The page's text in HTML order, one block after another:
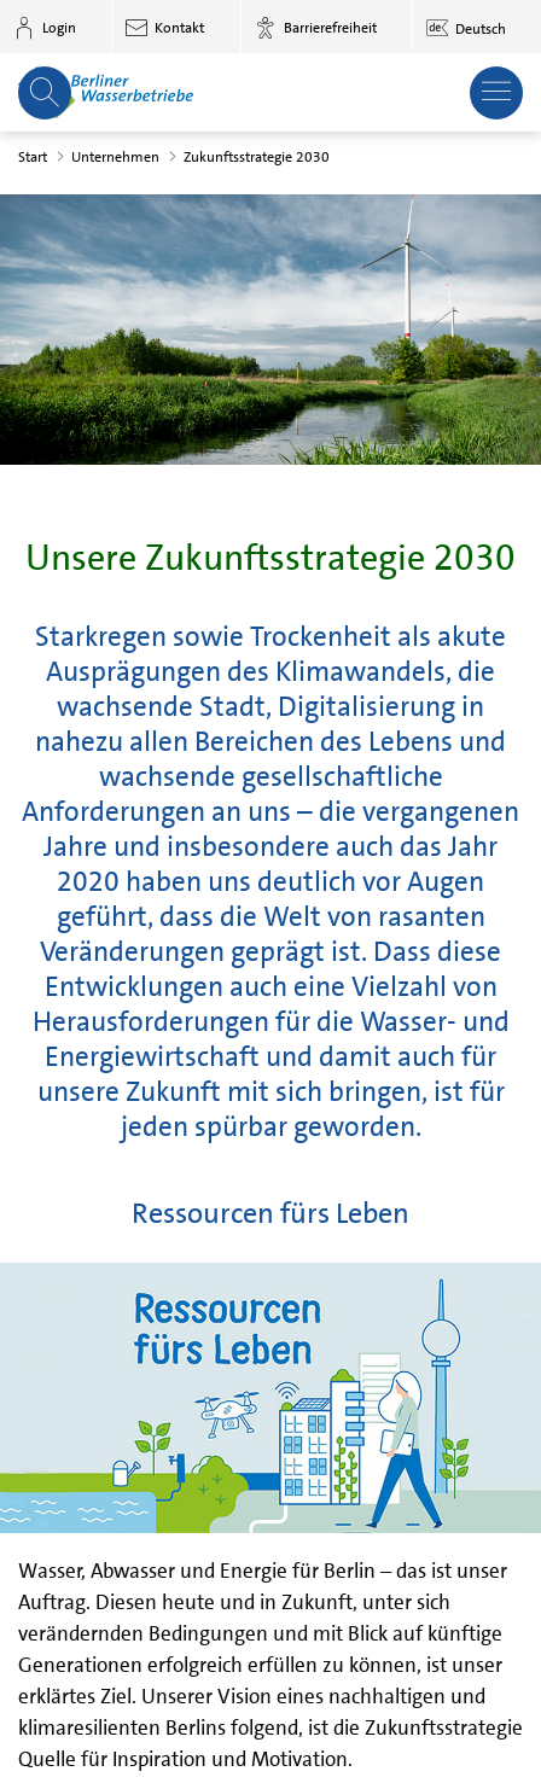
Zum Hauptinhalt springen
Login Kontakt Barrierefreiheit Deutsch
Start Unternehmen Zukunftsstrategie 2030
Unsere Zukunftsstrategie 2030
Starkregen sowie Trockenheit als akute
Ausprägungen des Klimawandels, die
wachsende Stadt, Digitalisierung in
nahezu allen Bereichen des Lebens und
wachsende gesellschaftliche
Anforderungen an uns – die vergangenen
Jahre und insbesondere auch das Jahr
2020 haben uns deutlich vor Augen
geführt, dass die Welt von rasanten
Veränderungen geprägt ist. Dass diese
Entwicklungen auch eine Vielzahl von
Herausforderungen für die Wasser- und
Energiewirtschaft und damit auch für
unsere Zukunft mit sich bringen, ist für
jeden spürbar geworden.
Ressourcen fürs Leben
Wasser, Abwasser und Energie für Berlin – das ist unser
Auftrag. Diesen heute und in Zukunft, unter sich
verändernden Bedingungen und mit Blick auf künftige
Generationen erfolgreich erfüllen zu können, ist unser
erklärtes Ziel. Unserer Vision eines nachhaltigen und
klimaresilienten Berlins folgend, ist die Zukunftsstrategie
Quelle für Inspiration und Motivation.